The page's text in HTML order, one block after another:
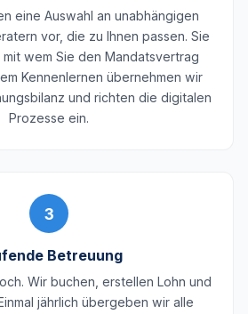
eine Auswahl an unabhängigen
vor, die zu Ihnen passen. Sie
wem Sie den Mandatsvertrag
Kennenlernen übernehmen wir
und richten die digitalen
Prozesse ein.
3
Betreuung
Wir buchen, erstellen Lohn und
jährlich übergeben wir alle